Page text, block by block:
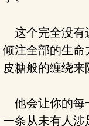
这个完全没有
倾注全部的生命
皮糖般的缠绕来
他会让你的每
一条从未有人涉